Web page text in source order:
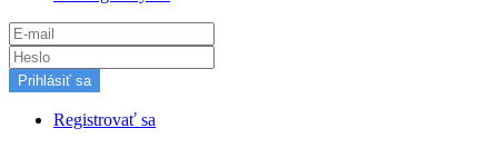
Prihlásiť sa
Registrovať sa